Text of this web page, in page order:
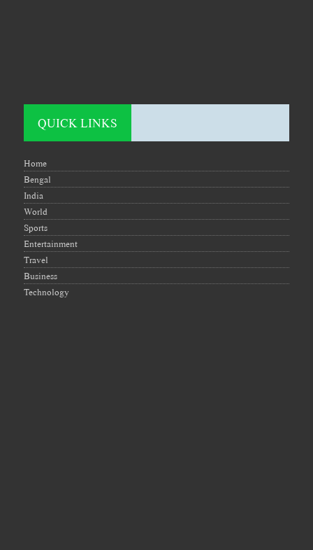
QUICK LINKS
Home
Bengal
India
World
Sports
Entertainment
Travel
Business
Technology